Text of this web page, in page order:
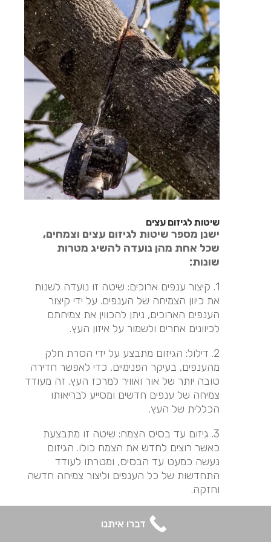
שיטות לגיזום עצים
ישנן מספר שיטות לגיזום עצים וצמחים,
שכל אחת מהן נועדה להשיג מטרות
שונות:
1. קיצור ענפים ארוכים: שיטה זו נועדה לשנות
את כיוון הצמיחה של הענפים. על ידי קיצור
הענפים הארוכים, ניתן להכווין את צמיחתם
לכיוונים אחרים ולשמור על איזון העץ.
2. דילול: הגיזום מתבצע על ידי הסרת חלק
מהענפים, בעיקר הפנימיים, כדי לאפשר חדירה
טובה יותר של אור ואוויר למרכז העץ. זה מעודד
צמיחה של ענפים חדשים ומסייע לבריאותו
הכללית של העץ.
3. גיזום עד בסיס הצמח: שיטה זו מתבצעת
כאשר רוצים לחדש את הצמח כולו. הגיזום
נעשה כמעט עד הבסיס, ומטרתו לעודד
התחדשות של כל הענפים וליצור צמיחה חדשה
וחזקה.
4. הרמת נוף: גיזום שמטרתו להסיר את הענפים
הנמוכים של העץ, ובכך להגביה את כיפת העץ
דברו איתנו